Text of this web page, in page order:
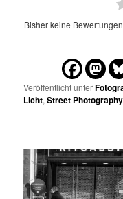
Bisher keine
Veröffentlicht unter
Licht,Street Photography